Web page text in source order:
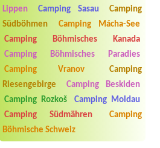
Lippen
Camping Sasau
Camping
Südböhmen
Camping Mácha-See
Camping Böhmisches Kanada
Camping Böhmisches Paradies
Camping Vranov
Camping
Riesengebirge
Camping Beskiden
Camping Rozkoš
Camping Moldau
Camping Südmähren
Camping
Böhmische Schweiz
Aneta Melicharová***
Byli jsme zde v týdnu od 25.7. do 1.8.
2026. Kemp jako takový je pěkný. V
umývárně i na WC bylo vždy čisto,
množství návštěvníků není
samozřejmost. V kempu je obchod a